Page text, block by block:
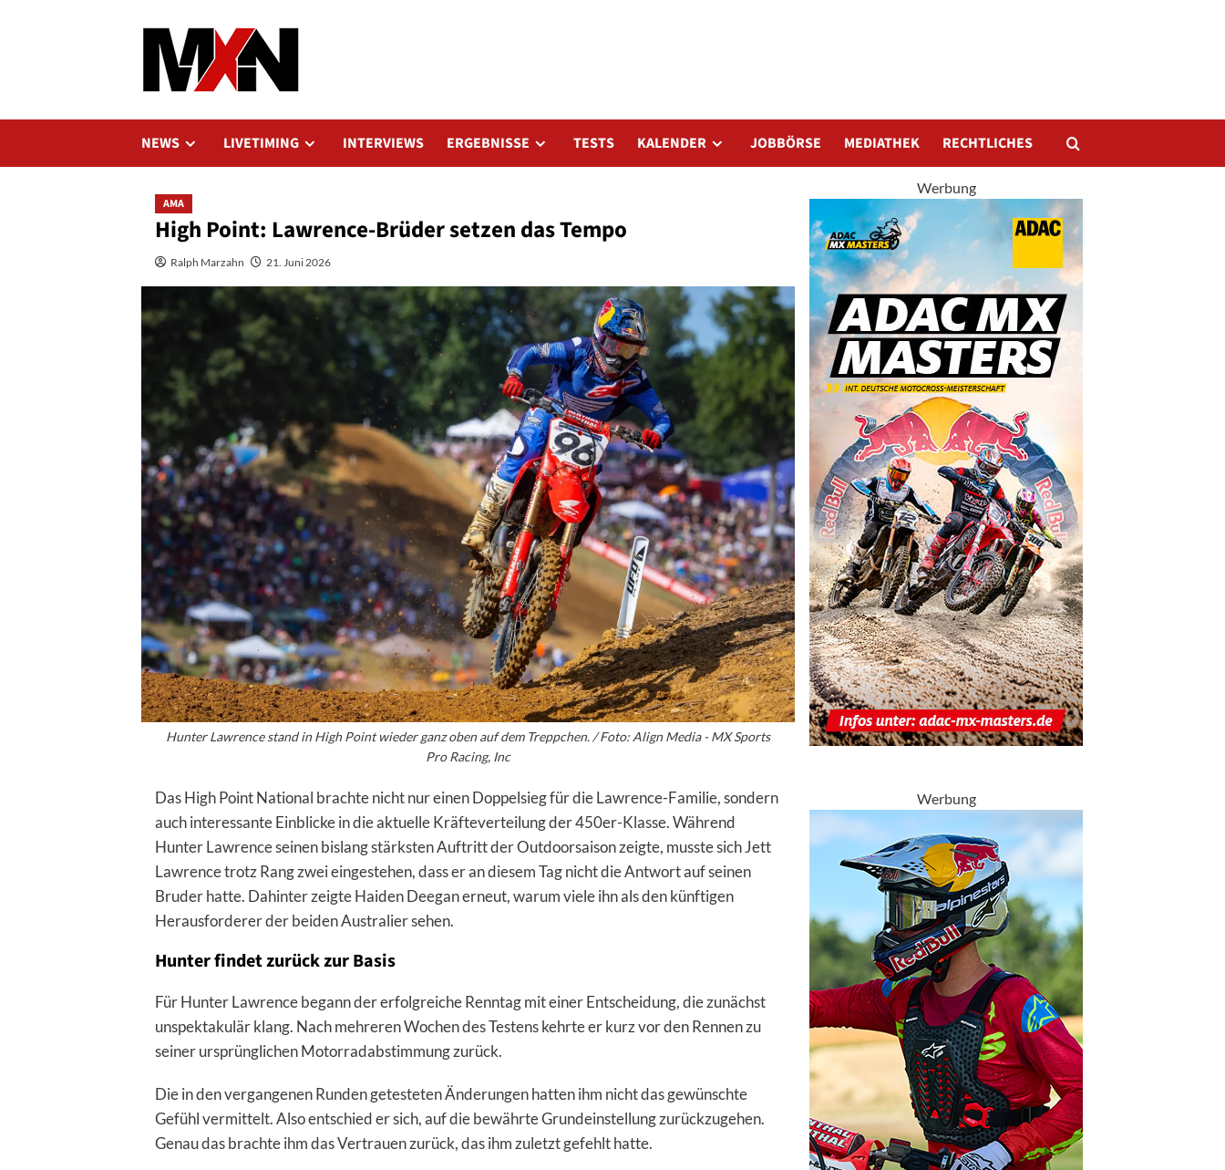
NEWS LIVETIMING INTERVIEWS ERGEBNISSE TESTS KALENDER JOBBÖRSE MEDIATHEK RECHTLICHES
AMA
High Point: Lawrence-Brüder setzen das Tempo
Ralph Marzahn 21. Juni 2026
Hunter Lawrence stand in High Point wieder ganz oben auf dem Treppchen. / Foto: Align Media - MX Sports
Pro Racing, Inc
Das High Point National brachte nicht nur einen Doppelsieg für die Lawrence-Familie, sondern
auch interessante Einblicke in die aktuelle Kräfteverteilung der 450er-Klasse. Während
Hunter Lawrence seinen bislang stärksten Auftritt der Outdoorsaison zeigte, musste sich Jett
Lawrence trotz Rang zwei eingestehen, dass er an diesem Tag nicht die Antwort auf seinen
Bruder hatte. Dahinter zeigte Haiden Deegan erneut, warum viele ihn als den künftigen
Herausforderer der beiden Australier sehen.
Hunter findet zurück zur Basis
Für Hunter Lawrence begann der erfolgreiche Renntag mit einer Entscheidung, die zunächst
unspektakulär klang. Nach mehreren Wochen des Testens kehrte er kurz vor den Rennen zu
seiner ursprünglichen Motorradabstimmung zurück.
Die in den vergangenen Runden getesteten Änderungen hatten ihm nicht das gewünschte
Gefühl vermittelt. Also entschied er sich, auf die bewährte Grundeinstellung zurückzugehen.
Genau das brachte ihm das Vertrauen zurück, das ihm zuletzt gefehlt hatte.
Werbung
Werbung